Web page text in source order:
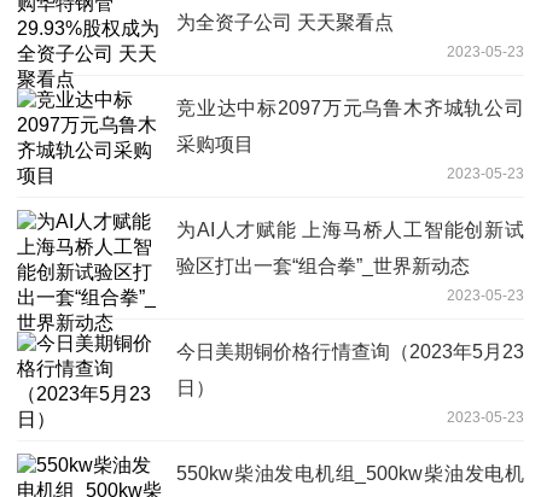
为全资子公司 天天聚看点
2023-05-23
竞业达中标2097万元乌鲁木齐城轨公司
采购项目
2023-05-23
为AI人才赋能 上海马桥人工智能创新试
验区打出一套“组合拳”_世界新动态
2023-05-23
今日美期铜价格行情查询（2023年5月23
日）
2023-05-23
550kw柴油发电机组_500kw柴油发电机